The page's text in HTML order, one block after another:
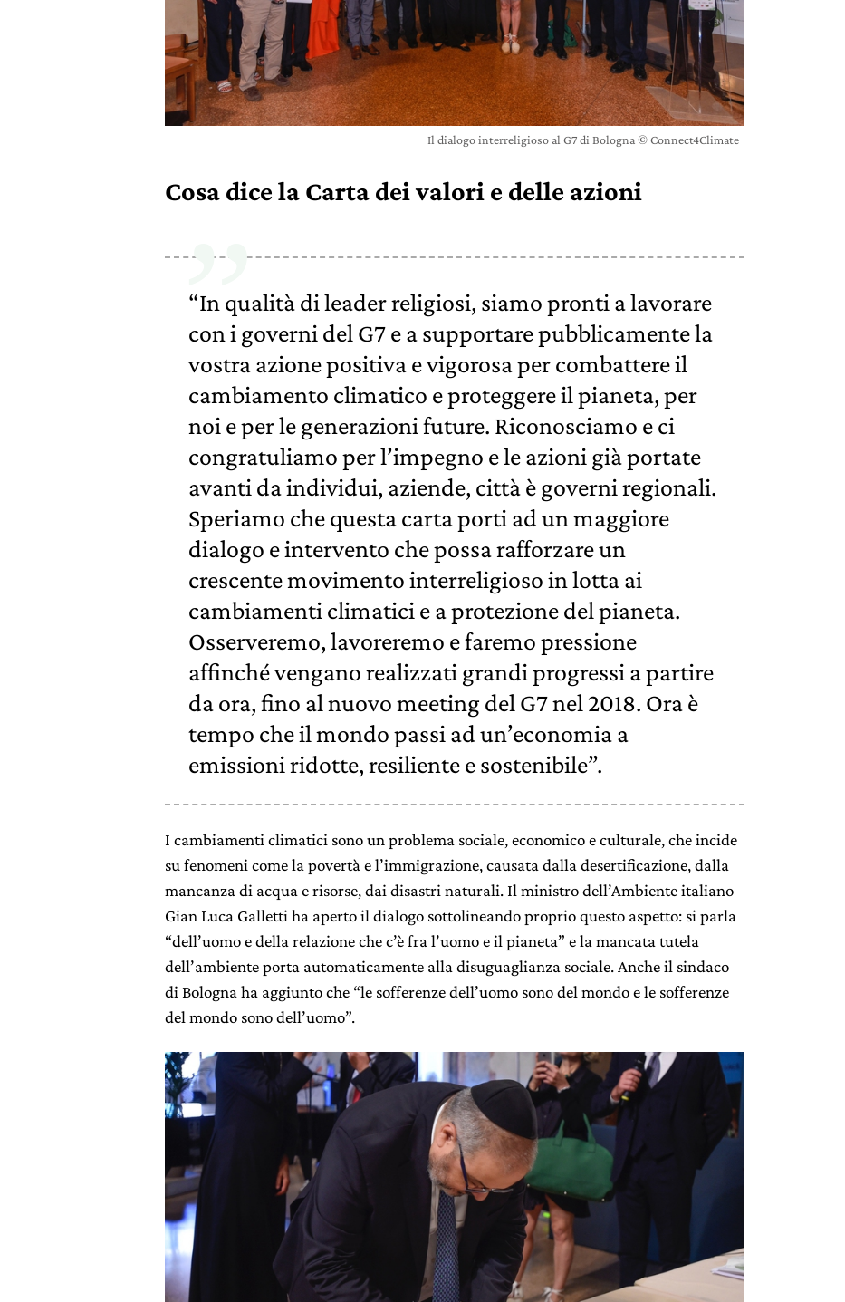
Il dialogo interreligioso al G7 di Bologna © Connect4Climate
Cosa dice la Carta dei valori e delle azioni
“In qualità di leader religiosi, siamo pronti a lavorare
con i governi del G7 e a supportare pubblicamente la
vostra azione positiva e vigorosa per combattere il
cambiamento climatico e proteggere il pianeta, per
noi e per le generazioni future. Riconosciamo e ci
congratuliamo per l’impegno e le azioni già portate
avanti da individui, aziende, città è governi regionali.
Speriamo che questa carta porti ad un maggiore
dialogo e intervento che possa rafforzare un
crescente movimento interreligioso in lotta ai
cambiamenti climatici e a protezione del pianeta.
Osserveremo, lavoreremo e faremo pressione
affinché vengano realizzati grandi progressi a partire
da ora, fino al nuovo meeting del G7 nel 2018. Ora è
tempo che il mondo passi ad un’economia a
emissioni ridotte, resiliente e sostenibile”.
I cambiamenti climatici sono un problema sociale, economico e culturale, che incide
su fenomeni come la povertà e l’immigrazione, causata dalla desertificazione, dalla
mancanza di acqua e risorse, dai disastri naturali. Il ministro dell’Ambiente italiano
Gian Luca Galletti ha aperto il dialogo sottolineando proprio questo aspetto: si parla
“dell’uomo e della relazione che c’è fra l’uomo e il pianeta” e la mancata tutela
dell’ambiente porta automaticamente alla disuguaglianza sociale. Anche il sindaco
di Bologna ha aggiunto che “le sofferenze dell’uomo sono del mondo e le sofferenze
del mondo sono dell’uomo”.